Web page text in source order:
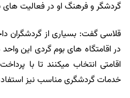
گردشگر و فرهنگ او در فعالیت های
قلاسی گفت: بسیاری از گردشگران
در اقامتگاه های بوم گردی این
اقامتی انتخاب میکنند تا با
خدمات گردشگری مناسب نیز